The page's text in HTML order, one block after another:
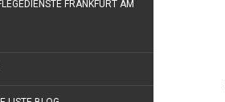
FRANKFURT AM